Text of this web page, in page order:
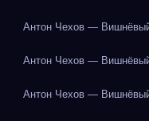
Антон Чехов —
Антон Чехов —
Антон Чехов —